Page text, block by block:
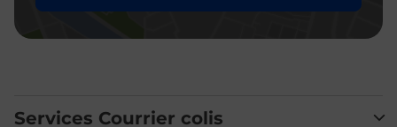
Services Courrier colis